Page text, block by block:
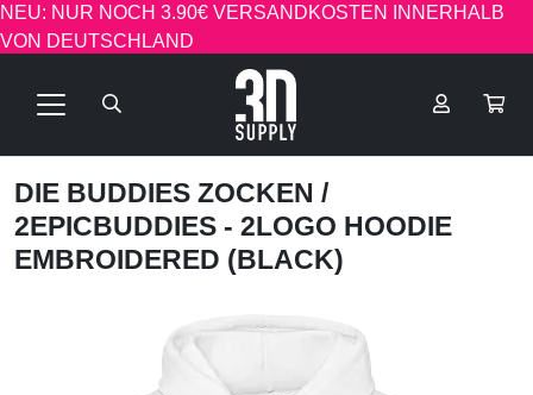
NEU: NUR NOCH 3.90€ VERSANDKOSTEN INNERHALB
VON DEUTSCHLAND
DIE BUDDIES ZOCKEN /
2EPICBUDDIES - 2LOGO HOODIE
EMBROIDERED (BLACK)